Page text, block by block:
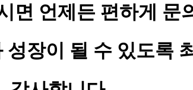
면 언제든 편하게 문
장이 될 수 있도록